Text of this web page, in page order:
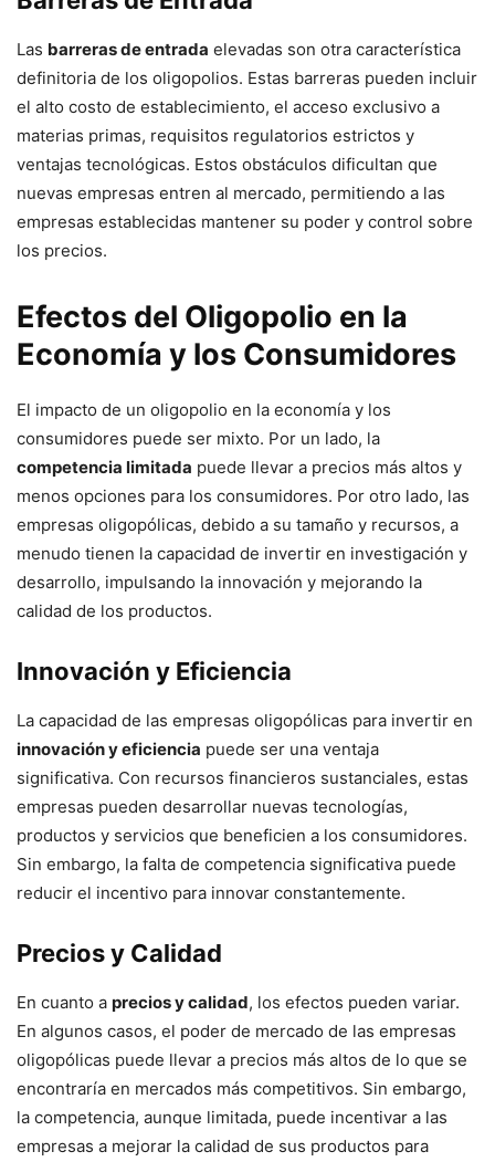
Las barreras de entrada elevadas son otra característica
definitoria de los oligopolios. Estas barreras pueden incluir
el alto costo de establecimiento, el acceso exclusivo a
materias primas, requisitos regulatorios estrictos y
ventajas tecnológicas. Estos obstáculos dificultan que
nuevas empresas entren al mercado, permitiendo a las
empresas establecidas mantener su poder y control sobre
los precios.
Efectos del Oligopolio en la
Economía y los Consumidores
El impacto de un oligopolio en la economía y los
consumidores puede ser mixto. Por un lado, la
competencia limitada puede llevar a precios más altos y
menos opciones para los consumidores. Por otro lado, las
empresas oligopólicas, debido a su tamaño y recursos, a
menudo tienen la capacidad de invertir en investigación y
desarrollo, impulsando la innovación y mejorando la
calidad de los productos.
Innovación y Eficiencia
La capacidad de las empresas oligopólicas para invertir en
innovación y eficiencia puede ser una ventaja
significativa. Con recursos financieros sustanciales, estas
empresas pueden desarrollar nuevas tecnologías,
productos y servicios que beneficien a los consumidores.
Sin embargo, la falta de competencia significativa puede
reducir el incentivo para innovar constantemente.
Precios y Calidad
En cuanto a precios y calidad, los efectos pueden variar.
En algunos casos, el poder de mercado de las empresas
oligopólicas puede llevar a precios más altos de lo que se
encontraría en mercados más competitivos. Sin embargo,
la competencia, aunque limitada, puede incentivar a las
empresas a mejorar la calidad de sus productos para